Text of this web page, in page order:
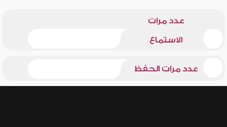
عدد مرات
الاستماع
عدد مرات الحفظ